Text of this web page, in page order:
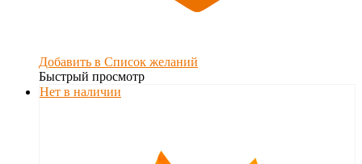
Добавить в Список желаний
Быстрый просмотр
Нет в наличии